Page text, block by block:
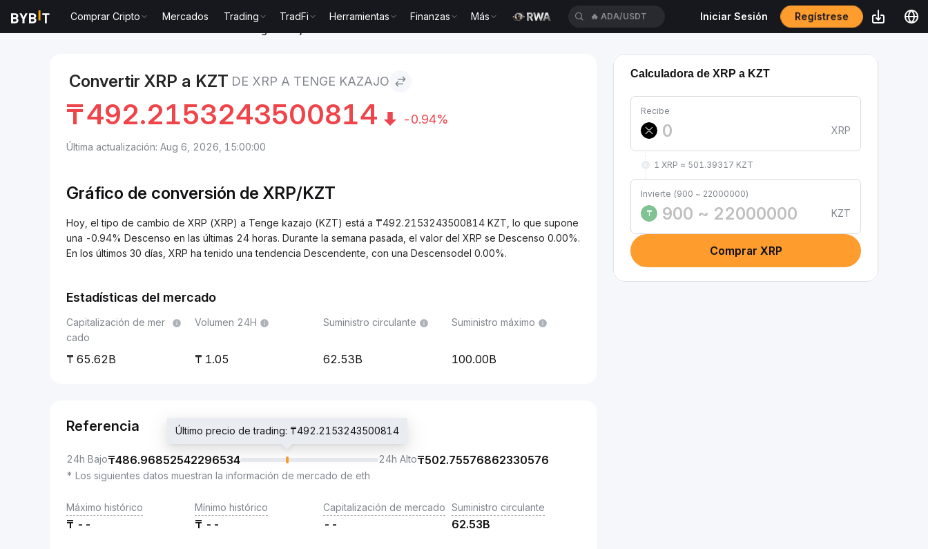
Comprar Cripto Mercados Trading TradFi Herramientas Finanzas Más 🔥 BTC/USDT Iniciar Sesión Regístrese
Convertir XRP a KZT DE XRP A TENGE KAZAJO
₸492.2153243500814 -0.94%
Última actualización: Aug 6, 2026, 15:00:00
Gráfico de conversión de XRP/KZT
Hoy, el tipo de cambio de XRP (XRP) a Tenge kazajo (KZT) está a ₸492.2153243500814 KZT, lo que supone
una -0.94% Descenso en las últimas 24 horas. Durante la semana pasada, el valor del XRP se Descenso 0.00%.
En los últimos 30 días, XRP ha tenido una tendencia Descendente, con una Descensodel 0.00%.
Estadísticas del mercado
Capitalización de mer
cado
65.62B
Volumen 24H
1.05
Suministro circulante
62.53B
Suministro máximo
100.00B
Referencia
24h Bajo₸486.96852542296534
Último precio de trading: ₸492.2153243500814
24h Alto₸502.75576862330576
* Los siguientes datos muestran la información de mercado de eth
Máximo histórico
₸ --
Mínimo histórico
₸ --
Capitalización de mercado
--
Suministro circulante
62.53B
Calculadora de XRP a KZT
Recibe
XRP
1 XRP ≈ 501.39317 KZT
Invierte (900 ~ 22000000)
₸
KZT
Comprar XRP